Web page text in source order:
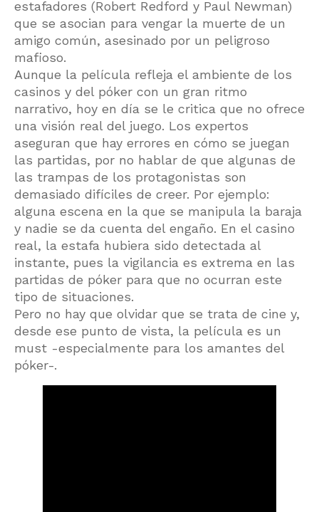
estafadores (Robert Redford y Paul Newman)
que se asocian para vengar la muerte de un
amigo común, asesinado por un peligroso
mafioso.
Aunque la película refleja el ambiente de los
casinos y del póker con un gran ritmo
narrativo, hoy en día se le critica que no ofrece
una visión real del juego. Los expertos
aseguran que hay errores en cómo se juegan
las partidas, por no hablar de que algunas de
las trampas de los protagonistas son
demasiado difíciles de creer. Por ejemplo:
alguna escena en la que se manipula la baraja
y nadie se da cuenta del engaño. En el casino
real, la estafa hubiera sido detectada al
instante, pues la vigilancia es extrema en las
partidas de póker para que no ocurran este
tipo de situaciones.
Pero no hay que olvidar que se trata de cine y,
desde ese punto de vista, la película es un
must -especialmente para los amantes del
póker-.